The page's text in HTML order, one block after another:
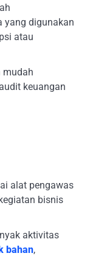
yang digunakan
atau
mudah
keuangan
alat pengawas
bisnis
aktivitas
bahan,